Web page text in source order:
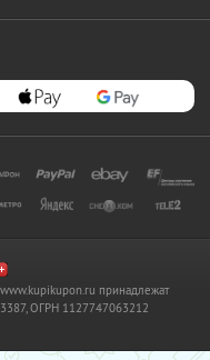
принадлежат
ОГРН 1127747063212